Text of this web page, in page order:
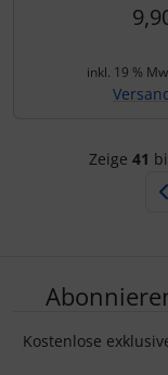
inkl. 19 %
Zeige 41
Kostenlose